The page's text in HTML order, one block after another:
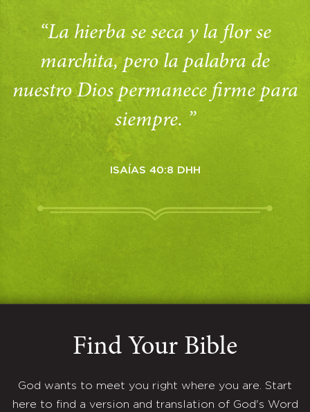
“La hierba se seca y la flor se
marchita, pero la palabra de
nuestro Dios permanece firme para
siempre. ”
ISAÍAS 40:8 DHH
Find Your Bible
God wants to meet you right where you are. Start
here to find a version and translation of God's Word